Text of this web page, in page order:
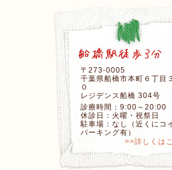
〒273-0005
千葉県船橋市本町６丁目
０
レジデンス船橋 304号
診療時間：9:00～20:00
休診日：火曜・祝祭日
駐車場：なし（近くにコ
パーキング有）
>>詳しくは